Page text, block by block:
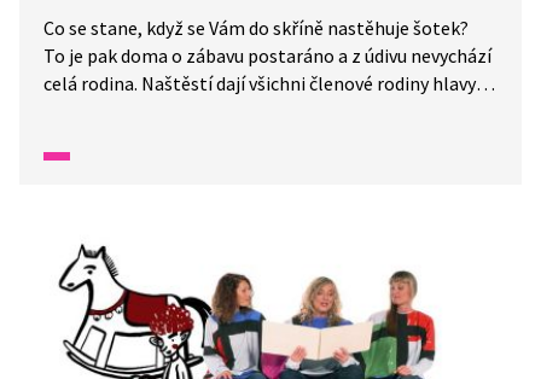
Co se stane, když se Vám do skříně nastěhuje šotek?
To je pak doma o zábavu postaráno a z údivu nevychází
celá rodina. Naštěstí dají všichni členové rodiny hlavy
pomoci a jako každý šotek prostě musí dělat lotroviny.